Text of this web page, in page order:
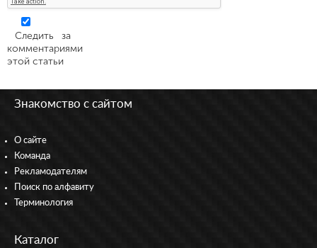
Следить за
комментариями
этой статьи
Знакомство с сайтом
О сайте
Команда
Рекламодателям
Поиск по алфавиту
Терминология
Каталог